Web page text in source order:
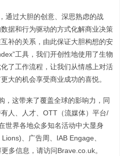
通过大胆的创意、深思熟虑的战
据和行为驱动的方式化解商业决策
补的关系，由此保证大胆构想的安
工具，我们开创性地使用了生物
了工作流程，让我们从情感上对活
大的机会享受商业成功的喜悦。
，这带来了覆盖全球的影响力，同
人、人才、OTT（流媒体）平台/
世界各地众多知名活动中大显身
、广告周、IAB Engage、
多信息，请访问Brave.co.uk。